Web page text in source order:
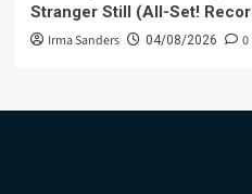
Stranger Still (All-Set!
Irma Sanders 04/08/2026 0